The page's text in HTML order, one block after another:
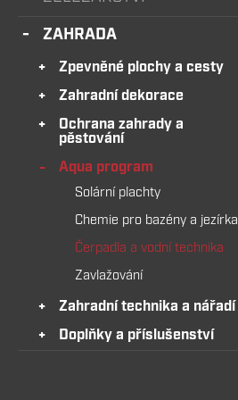
ZAHRADA
Zpevněné plochy a cesty
Zahradní dekorace
Ochrana zahrady a
pěstování
Aqua program
Solární plachty
Chemie pro bazény a jezírka
Čerpadla a vodní technika
Zavlažování
Zahradní technika a nářadí
Doplňky a příslušenství